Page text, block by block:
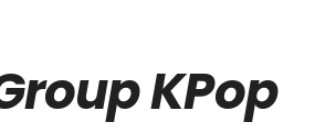
KPop